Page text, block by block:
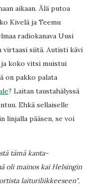
aikaan. Älä putoa
Kivelä ja Teemu
radiokanava Uusi
virtaasi siitä. Autisti kävi
ja koko vitsi muistui
on pakko palata
? Laitan taustahälyssä
Ehkä sellaiselle
linjalla pääsen, se voi
tämä kanta-
oli mainos kai Helsingin
laituriliikkeeseen",